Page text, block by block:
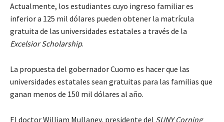
Actualmente, los estudiantes cuyo ingreso familiar es
inferior a 125 mil dólares pueden obtener la matrícula
gratuita de las universidades estatales a través de la
Excelsior Scholarship.
La propuesta del gobernador Cuomo es hacer que las
universidades estatales sean gratuitas para las familias que
ganan menos de 150 mil dólares al año.
El doctor William Mullaney, presidente del SUNY Corning